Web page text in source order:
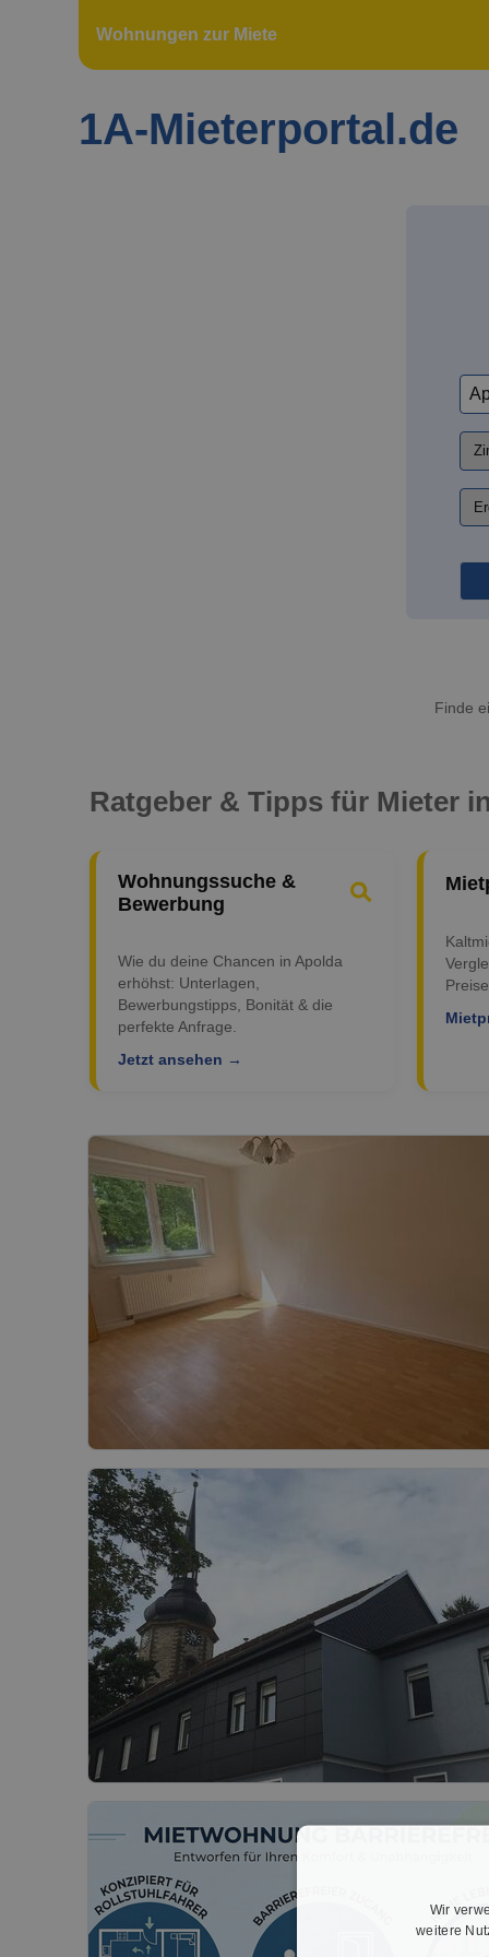
Wohnungen zur Miete
1A-Mieterportal.de
Finde
Ratgeber & Tipps für Mieter
Wohnungssuche &
Bewerbung
Wie du deine Chancen in Apolda
erhöhst: Unterlagen,
Bewerbungstipps, Bonität & die
perfekte Anfrage.
Jetzt ansehen →
Wir
weitere